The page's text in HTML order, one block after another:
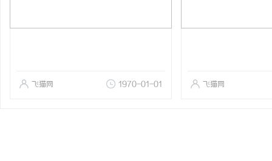
飞猫网 1970-01-01 飞猫网